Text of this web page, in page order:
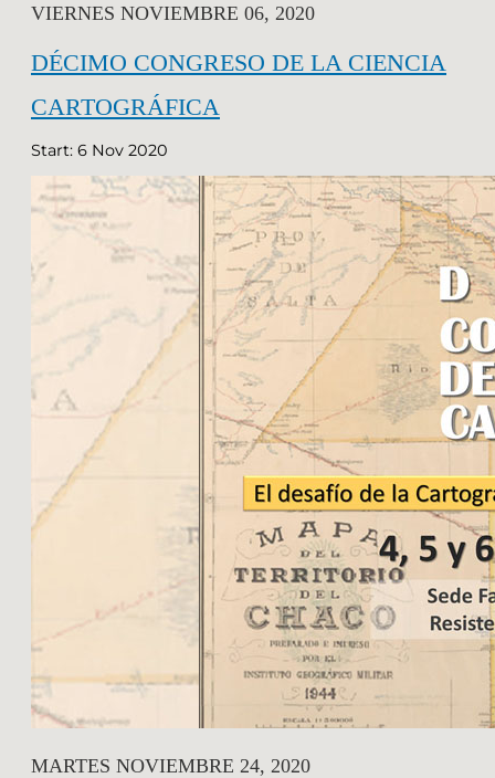
VIERNES NOVIEMBRE 06, 2020
DÉCIMO CONGRESO DE LA CIENCIA
CARTOGRÁFICA
Start: 6 Nov 2020
MARTES NOVIEMBRE 24, 2020